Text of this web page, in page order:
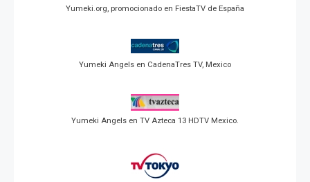
Yumeki.org, promocionado en FiestaTV de España
Yumeki Angels en CadenaTres TV, Mexico
Yumeki Angels en TV Azteca 13 HDTV Mexico.